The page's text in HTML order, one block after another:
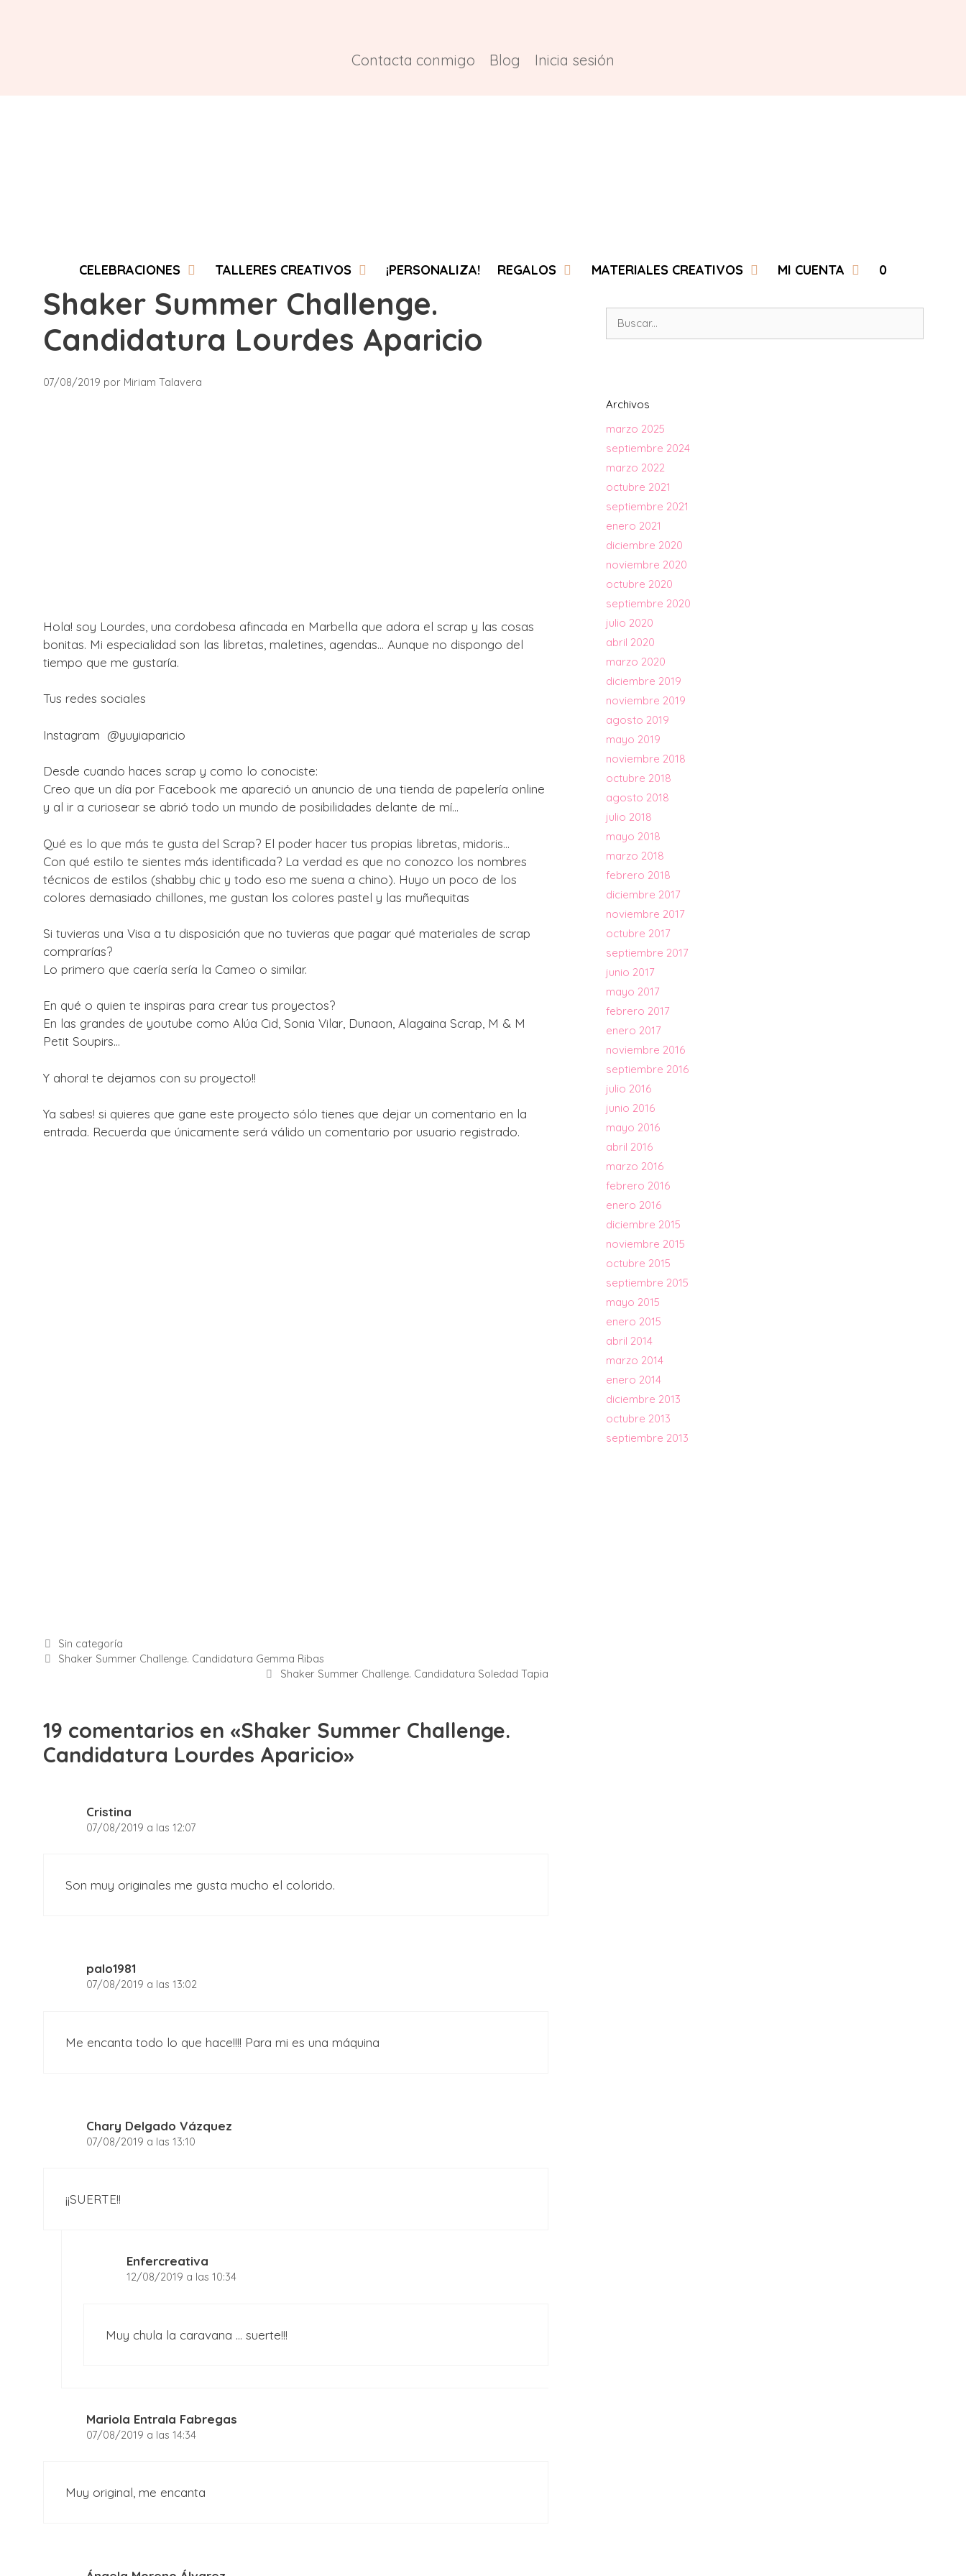
Contacta conmigo Blog Inicia sesión
CELEBRACIONES TALLERES CREATIVOS ¡PERSONALIZA! REGALOS MATERIALES CREATIVOS MI CUENTA 0
Shaker Summer Challenge.
Candidatura Lourdes Aparicio
07/08/2019 por Miriam Talavera
Hola! soy Lourdes, una cordobesa afincada en Marbella que adora el scrap y las cosas
bonitas. Mi especialidad son las libretas, maletines, agendas… Aunque no dispongo del
tiempo que me gustaría.
Tus redes sociales
Instagram @yuyiaparicio
Desde cuando haces scrap y como lo conociste:
Creo que un día por Facebook me apareció un anuncio de una tienda de papelería online
y al ir a curiosear se abrió todo un mundo de posibilidades delante de mí…
Qué es lo que más te gusta del Scrap? El poder hacer tus propias libretas, midoris…
Con qué estilo te sientes más identificada? La verdad es que no conozco los nombres
técnicos de estilos (shabby chic y todo eso me suena a chino). Huyo un poco de los
colores demasiado chillones, me gustan los colores pastel y las muñequitas
Si tuvieras una Visa a tu disposición que no tuvieras que pagar qué materiales de scrap
comprarías?
Lo primero que caería sería la Cameo o similar.
En qué o quien te inspiras para crear tus proyectos?
En las grandes de youtube como Alúa Cid, Sonia Vilar, Dunaon, Alagaina Scrap, M & M
Petit Soupirs…
Y ahora! te dejamos con su proyecto!!
Ya sabes! si quieres que gane este proyecto sólo tienes que dejar un comentario en la
entrada. Recuerda que únicamente será válido un comentario por usuario registrado.
Categorías
Sin categoría
Shaker Summer Challenge. Candidatura Gemma Ribas
Shaker Summer Challenge. Candidatura Soledad Tapia
19 comentarios en «Shaker Summer Challenge.
Candidatura Lourdes Aparicio»
Cristina
07/08/2019 a las 12:07
Son muy originales me gusta mucho el colorido.
palo1981
07/08/2019 a las 13:02
Me encanta todo lo que hace!!!! Para mi es una máquina
Chary Delgado Vázquez
07/08/2019 a las 13:10
¡¡SUERTE!!
Enfercreativa
12/08/2019 a las 10:34
Muy chula la caravana … suerte!!!
Mariola Entrala Fabregas
07/08/2019 a las 14:34
Muy original, me encanta
Archivos
marzo 2025
septiembre 2024
marzo 2022
octubre 2021
septiembre 2021
enero 2021
diciembre 2020
noviembre 2020
octubre 2020
septiembre 2020
julio 2020
abril 2020
marzo 2020
diciembre 2019
noviembre 2019
agosto 2019
mayo 2019
noviembre 2018
octubre 2018
agosto 2018
julio 2018
mayo 2018
marzo 2018
febrero 2018
diciembre 2017
noviembre 2017
octubre 2017
septiembre 2017
junio 2017
mayo 2017
febrero 2017
enero 2017
noviembre 2016
septiembre 2016
julio 2016
junio 2016
mayo 2016
abril 2016
marzo 2016
febrero 2016
enero 2016
diciembre 2015
noviembre 2015
octubre 2015
septiembre 2015
mayo 2015
enero 2015
abril 2014
marzo 2014
enero 2014
diciembre 2013
octubre 2013
septiembre 2013